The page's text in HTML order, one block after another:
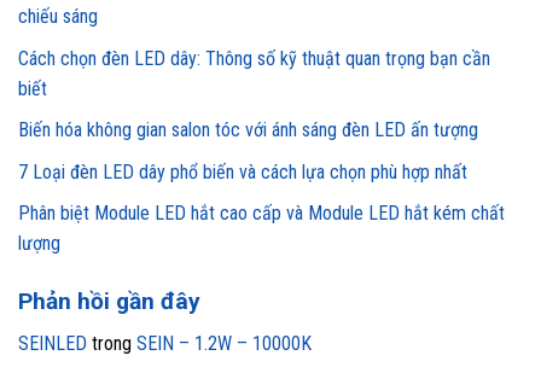
chiếu sáng
Cách chọn đèn LED dây: Thông số kỹ thuật quan trọng bạn cần
biết
Biến hóa không gian salon tóc với ánh sáng đèn LED ấn tượng
7 Loại đèn LED dây phổ biến và cách lựa chọn phù hợp nhất
Phân biệt Module LED hắt cao cấp và Module LED hắt kém chất
lượng
Phản hồi gần đây
SEINLED trong SEIN – 1.2W – 10000K